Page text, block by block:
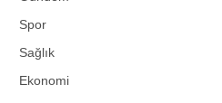
Spor
Sağlık
Ekonomi